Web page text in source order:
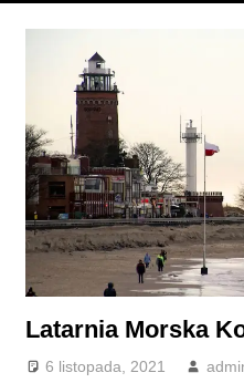
Latarnia Morska
6 listopada, 2021